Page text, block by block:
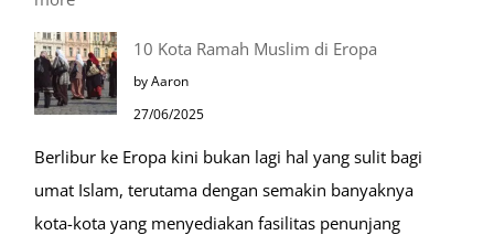
Tiga
Makam
Mulia
Masjid
Nabawi
10 Kota Ramah Muslim di Eropa
by Aaron
27/06/2025
Berlibur ke Eropa kini bukan lagi hal yang sulit bagi
umat Islam, terutama dengan semakin banyaknya
kota-kota yang menyediakan fasilitas penunjang